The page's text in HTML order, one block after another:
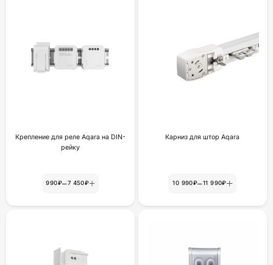
Крепление для реле Aqara на DIN-
рейку
990₽–7 450₽
Карниз для штор Aqara
10 990₽–11 990₽